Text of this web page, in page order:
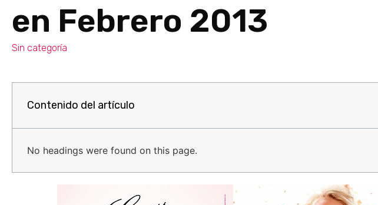
en Febrero 2013
Sin categoría
Contenido del artículo
No headings were found on this page.